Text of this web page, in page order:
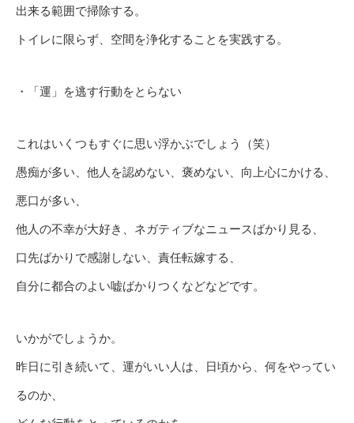
出来る範囲で掃除する。
トイレに限らず、空間を浄化することを実践する。
・「運」を逃す行動をとらない
これはいくつもすぐに思い浮かぶでしょう（笑）
愚痴が多い、他人を認めない、褒めない、向上心にかける、
悪口が多い、
他人の不幸が大好き、ネガティブなニュースばかり見る、
口先ばかりで感謝しない、責任転嫁する、
自分に都合のよい嘘ばかりつくなどなどです。
いかがでしょうか。
昨日に引き続いて、運がいい人は、日頃から、何をやってい
るのか、